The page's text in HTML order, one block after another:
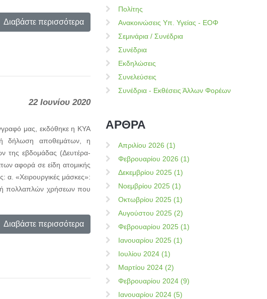
Διαβάστε περισσότερα
22 Ιουνίου 2020
μας, εκδόθηκε η ΚΥΑ
δήλωση αποθεμάτων, η
της εβδομάδας (Δευτέρα-
αφορά σε είδη ατομικής
α. «Χειρουργικές μάσκες»:
ή πολλαπλών χρήσεων που
Διαβάστε περισσότερα
Πολίτης
Ανακοινώσεις Υπ. Υγείας - ΕΟΦ
Σεμινάρια / Συνέδρια
Συνέδρια
Εκδηλώσεις
Συνελεύσεις
Συνέδρια - Εκθέσεις Άλλων Φορέων
ΑΡΘΡΑ
Απριλίου 2026 (1)
Φεβρουαρίου 2026 (1)
Δεκεμβρίου 2025 (1)
Νοεμβρίου 2025 (1)
Οκτωβρίου 2025 (1)
Αυγούστου 2025 (2)
Φεβρουαρίου 2025 (1)
Ιανουαρίου 2025 (1)
Ιουλίου 2024 (1)
Μαρτίου 2024 (2)
Φεβρουαρίου 2024 (9)
Ιανουαρίου 2024 (5)